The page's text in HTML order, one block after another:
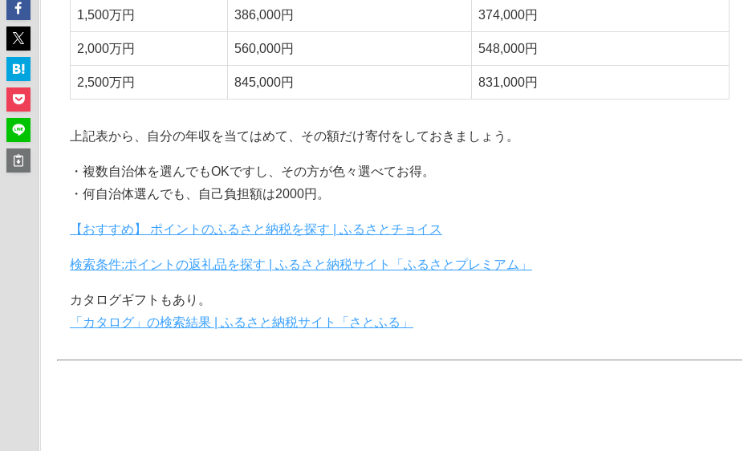
1,500万円 386,000円 374,000円
2,000万円 560,000円 548,000円
2,500万円 845,000円 831,000円
上記表から、自分の年収を当てはめて、その額だけ寄付をしておきましょう。
・複数自治体を選んでもOKですし、その方が色々選べてお得。
・何自治体選んでも、自己負担額は2000円。
【おすすめ】 ポイントのふるさと納税を探す | ふるさとチョイス
検索条件:ポイントの返礼品を探す | ふるさと納税サイト「ふるさとプレミアム」
カタログギフトもあり。
「カタログ」の検索結果 | ふるさと納税サイト「さとふる」